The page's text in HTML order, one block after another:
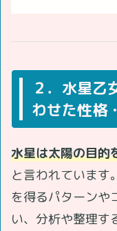
２．水星乙
わせた性格
水星は太陽の目的
と言われています
を得るパターンや
い、分析や整理す